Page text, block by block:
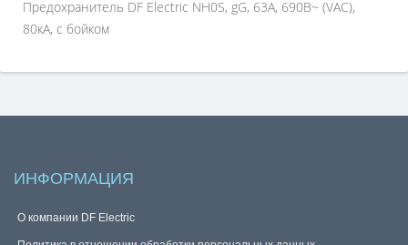
Предохранитель DF Electric NH0S, gG, 63A, 690B~ (VAC),
80кА, с бойком
ИНФОРМАЦИЯ
О компании DF Electric